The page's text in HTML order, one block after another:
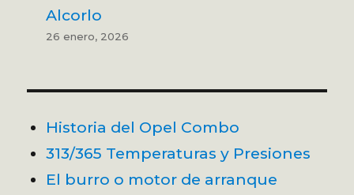
Alcorlo
26 enero, 2026
Historia del Opel Combo
313/365 Temperaturas y Presiones
El burro o motor de arranque